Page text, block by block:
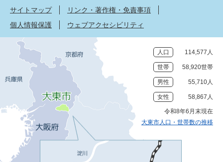
サイトマップ
リンク・著作権・免責事項
個人情報保護
ウェブアクセシビリティ
人口 114,577人
世帯 58,920世帯
男性 55,710人
女性 58,867人
令和8年6月末現在
大東市人口・世帯数の推移